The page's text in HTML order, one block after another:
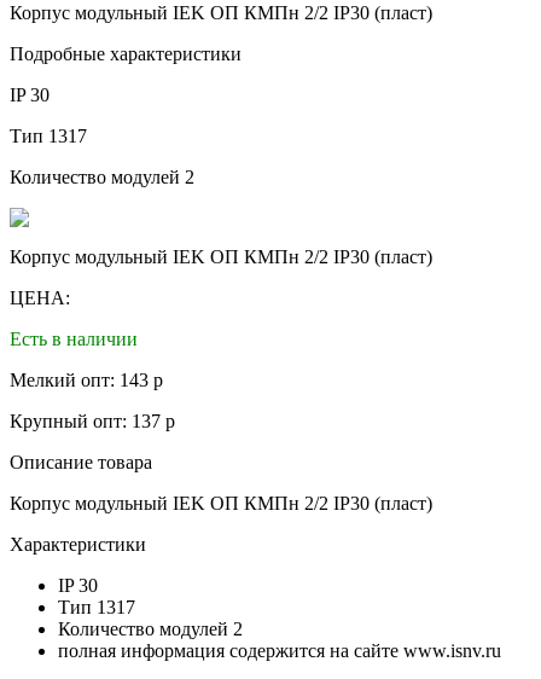
Корпус модульный IEK ОП КМПн 2/2 IP30 (пласт)
Подробные характеристики
IP30
Тип 1317
Количество модулей 2
Корпус модульный IEK ОП КМПн 2/2 IP30 (пласт)
ЦЕНА:
Есть в наличии
Мелкий опт: 143 р
Крупный опт: 137 р
Описание товара
Корпус модульный IEK ОП КМПн 2/2 IP30 (пласт)
Характеристики
IP 30
Тип 1317
Количество модулей 2
полная информация содержится на сайте www.isnv.ru